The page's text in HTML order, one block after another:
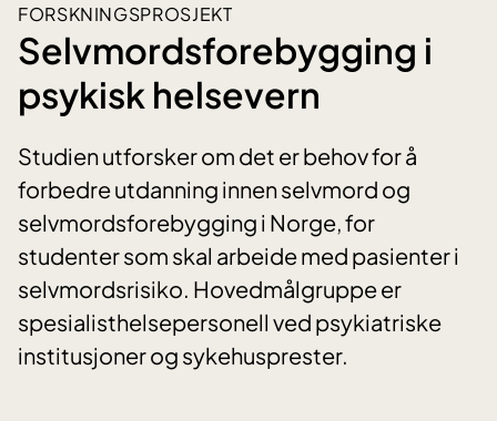
FORSKNINGSPROSJEKT
Selvmordsforebygging i
psykisk helsevern
Studien utforsker om det er behov for å
forbedre utdanning innen selvmord og
selvmordsforebygging i Norge, for
studenter som skal arbeide med pasienter i
selvmordsrisiko. Hovedmålgruppe er
spesialisthelsepersonell ved psykiatriske
institusjoner og sykehusprester.